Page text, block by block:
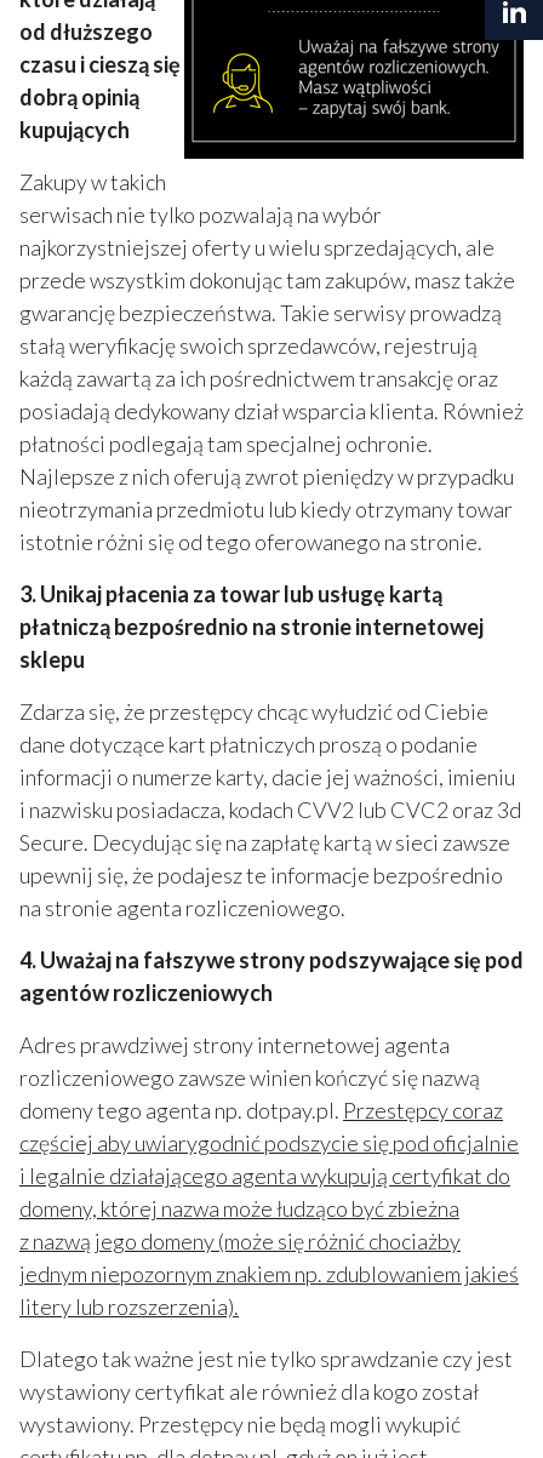
od dłuższego
czasu i cieszą się
dobrą opinią
kupujących
Zakupy w takich
serwisach nie tylko pozwalają na wybór
najkorzystniejszej oferty u wielu sprzedających, ale
przede wszystkim dokonując tam zakupów, masz także
gwarancję bezpieczeństwa. Takie serwisy prowadzą
stałą weryfikację swoich sprzedawców, rejestrują
każdą zawartą za ich pośrednictwem transakcję oraz
posiadają dedykowany dział wsparcia klienta. Również
płatności podlegają tam specjalnej ochronie.
Najlepsze z nich oferują zwrot pieniędzy w przypadku
nieotrzymania przedmiotu lub kiedy otrzymany towar
istotnie różni się od tego oferowanego na stronie.
3. Unikaj płacenia za towar lub usługę kartą
płatniczą bezpośrednio na stronie internetowej
sklepu
Zdarza się, że przestępcy chcąc wyłudzić od Ciebie
dane dotyczące kart płatniczych proszą o podanie
informacji o numerze karty, dacie jej ważności, imieniu
i nazwisku posiadacza, kodach CVV2 lub CVC2 oraz 3d
Secure. Decydując się na zapłatę kartą w sieci zawsze
upewnij się, że podajesz te informacje bezpośrednio
na stronie agenta rozliczeniowego.
4. Uważaj na fałszywe strony podszywające się pod
agentów rozliczeniowych
Adres prawdziwej strony internetowej agenta
rozliczeniowego zawsze winien kończyć się nazwą
domeny tego agenta np. dotpay.pl. Przestępcy coraz
częściej aby uwiarygodnić podszycie się pod oficjalnie
i legalnie działającego agenta wykupują certyfikat do
domeny, której nazwa może łudząco być zbieżna
z nazwą jego domeny (może się różnić chociażby
jednym niepozornym znakiem np. zdublowaniem jakieś
litery lub rozszerzenia).
Dlatego tak ważne jest nie tylko sprawdzanie czy jest
wystawiony certyfikat ale również dla kogo został
wystawiony. Przestępcy nie będą mogli wykupić